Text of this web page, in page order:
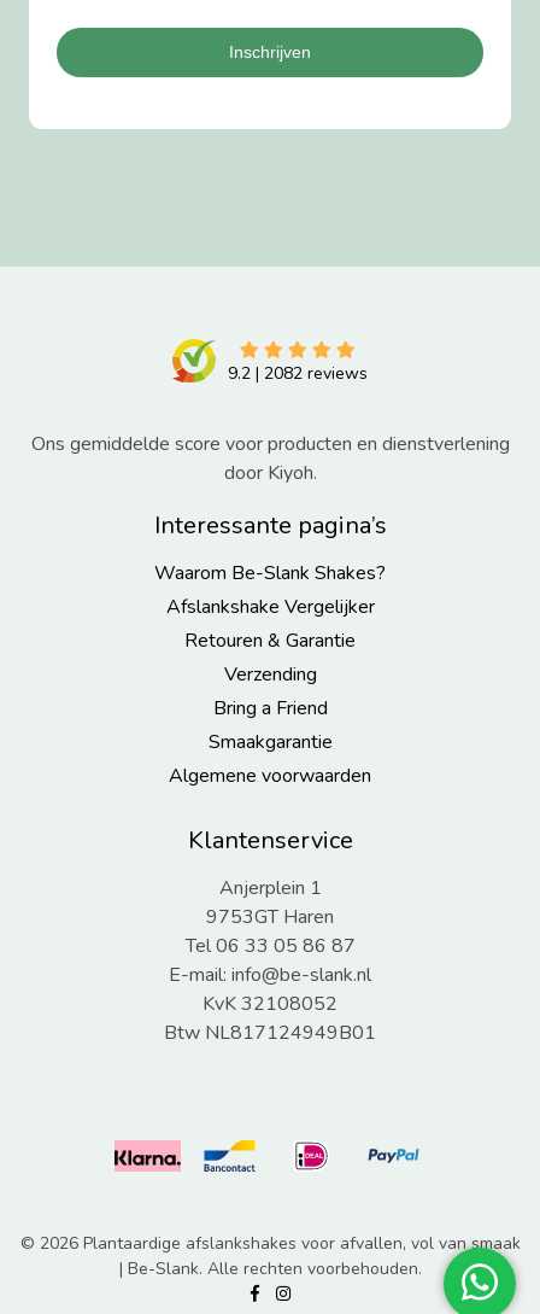
Inschrijven
9.2 | 2082 reviews
Ons gemiddelde score voor producten en dienstverlening
door Kiyoh.
Interessante pagina’s
Waarom Be-Slank Shakes?
Afslankshake Vergelijker
Retouren & Garantie
Verzending
Bring a Friend
Smaakgarantie
Algemene voorwaarden
Klantenservice
Anjerplein 1
9753GT Haren
Tel 06 33 05 86 87
E-mail: info@be-slank.nl
KvK 32108052
Btw NL817124949B01
© 2026 Plantaardige afslankshakes voor afvallen, vol van smaak
| Be-Slank. Alle rechten voorbehouden.